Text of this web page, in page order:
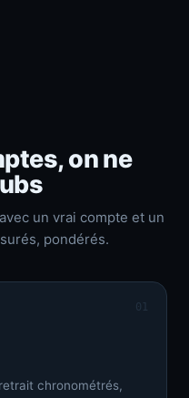
on ne
un vrai compte et un
pondérés.
01
chronométrés,